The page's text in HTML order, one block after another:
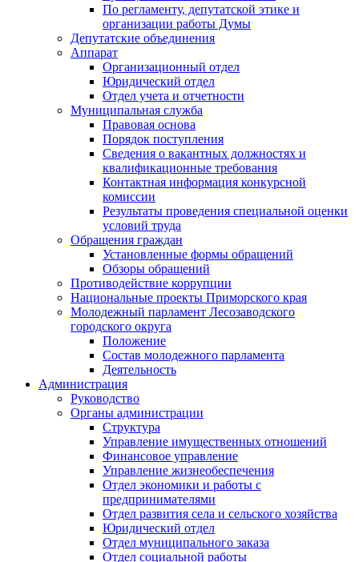
По регламенту, депутатской этике и
организации работы Думы
Депутатские объединения
Аппарат
Организационный отдел
Юридический отдел
Отдел учета и отчетности
Муниципальная служба
Правовая основа
Порядок поступления
Сведения о вакантных должностях и
квалификационные требования
Контактная информация конкурсной
комиссии
Результаты проведения специальной оценки
условий труда
Обращения граждан
Установленные формы обращений
Обзоры обращений
Противодействие коррупции
Национальные проекты Приморского края
Молодежный парламент Лесозаводского
городского округа
Положение
Состав молодежного парламента
Деятельность
Администрация
Руководство
Органы администрации
Структура
Управление имущественных отношений
Финансовое управление
Управление жизнеобеспечения
Отдел экономики и работы с
предпринимателями
Отдел развития села и сельского хозяйства
Юридический отдел
Отдел муниципального заказа
Отдел социальной работы